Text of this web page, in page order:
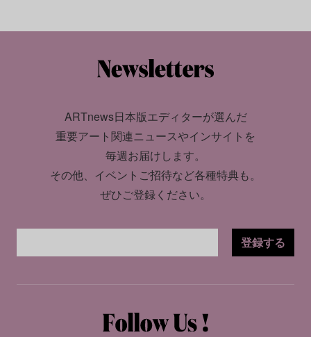
ARTnews日本版エディターが選んだ
重要アート関連ニュースやインサイトを
毎週お届けします。
その他、イベントご招待など各種特典も。
ぜひご登録ください。
登録する